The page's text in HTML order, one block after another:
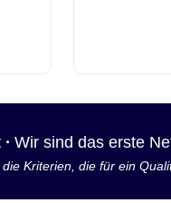
Wir sind das erste
die Kriterien, die für ein